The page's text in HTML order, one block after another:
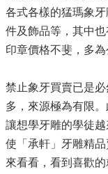
各式各樣的猛瑪象
件及飾品等，其中
印章價格不斐，多為
禁止象牙買賣已是
多，來源極為有限
讓想學牙雕的學徒
使「承軒」牙雕精
來看看，看到喜歡